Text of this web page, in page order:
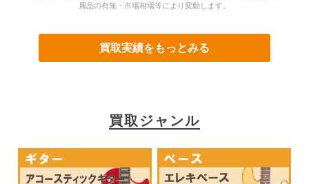
属品の有無・市場相場等により変動します。
買取実績をもっとみる
買取ジャンル